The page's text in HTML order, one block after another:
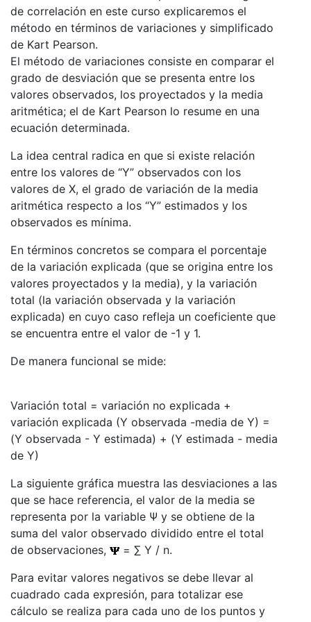
de correlación en este curso explicaremos el
método en términos de variaciones y simplificado
de Kart Pearson.
El método de variaciones consiste en comparar el
grado de desviación que se presenta entre los
valores observados, los proyectados y la media
aritmética; el de Kart Pearson lo resume en una
ecuación determinada.
La idea central radica en que si existe relación
entre los valores de “Y” observados con los
valores de X, el grado de variación de la media
aritmética respecto a los “Y” estimados y los
observados es mínima.
En términos concretos se compara el porcentaje
de la variación explicada (que se origina entre los
valores proyectados y la media), y la variación
total (la variación observada y la variación
explicada) en cuyo caso refleja un coeficiente que
se encuentra entre el valor de -1 y 1.
De manera funcional se mide:
Variación total = variación no explicada +
variación explicada (Y observada -media de Y) =
(Y observada - Y estimada) + (Y estimada - media
de Y)
La siguiente gráfica muestra las desviaciones a las
que se hace referencia, el valor de la media se
representa por la variable Ψ y se obtiene de la
suma del valor observado dividido entre el total
de observaciones,
= ∑ Y / n.
Para evitar valores negativos se debe llevar al
cuadrado cada expresión, para totalizar ese
cálculo se realiza para cada uno de los puntos y